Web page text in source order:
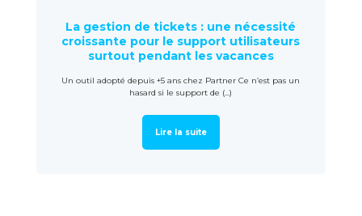
La gestion de tickets : une nécessité
croissante pour le support utilisateurs
surtout pendant les vacances
Un outil adopté depuis +5 ans chez Partner Ce n’est pas un
hasard si le support de (...)
Lire la suite